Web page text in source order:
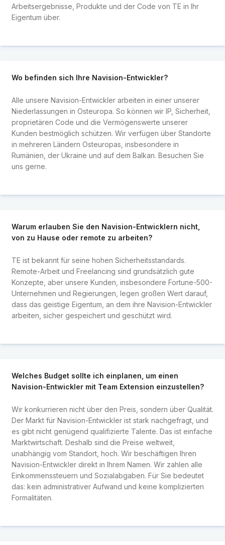
Arbeitsergebnisse, Produkte und der Code von TE in Ihr
Eigentum über.
Wo befinden sich Ihre Navision-Entwickler?
Alle unsere Navision-Entwickler arbeiten in einer unserer
Niederlassungen in Osteuropa. So können wir IP, Sicherheit,
proprietären Code und die Vermögenswerte unserer
Kunden bestmöglich schützen. Wir verfügen über Standorte
in mehreren Ländern Osteuropas, insbesondere in
Rumänien, der Ukraine und auf dem Balkan. Besuchen Sie
uns gerne.
Warum erlauben Sie den Navision-Entwicklern nicht,
von zu Hause oder remote zu arbeiten?
TE ist bekannt für seine hohen Sicherheitsstandards.
Remote-Arbeit und Freelancing sind grundsätzlich gute
Konzepte, aber unsere Kunden, insbesondere Fortune-500-
Unternehmen und Regierungen, legen großen Wert darauf,
dass das geistige Eigentum, an dem ihre Navision-Entwickler
arbeiten, sicher gespeichert und geschützt wird.
Welches Budget sollte ich einplanen, um einen
Navision-Entwickler mit Team Extension einzustellen?
Wir konkurrieren nicht über den Preis, sondern über Qualität.
Der Markt für Navision-Entwickler ist stark nachgefragt, und
es gibt nicht genügend qualifizierte Talente. Das ist einfache
Marktwirtschaft. Deshalb sind die Preise weltweit,
unabhängig vom Standort, hoch. Wir beschäftigen Ihren
Navision-Entwickler direkt in Ihrem Namen. Wir zahlen alle
Einkommenssteuern und Sozialabgaben. Für Sie bedeutet
das: kein administrativer Aufwand und keine komplizierten
Formalitäten.